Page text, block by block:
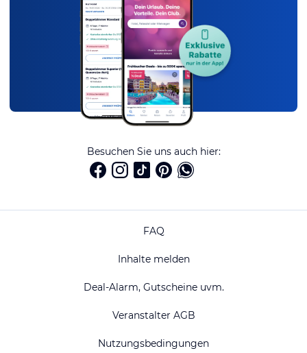
Besuchen Sie uns auch hier:
FAQ
Inhalte melden
Deal-Alarm, Gutscheine uvm.
Veranstalter AGB
Nutzungsbedingungen